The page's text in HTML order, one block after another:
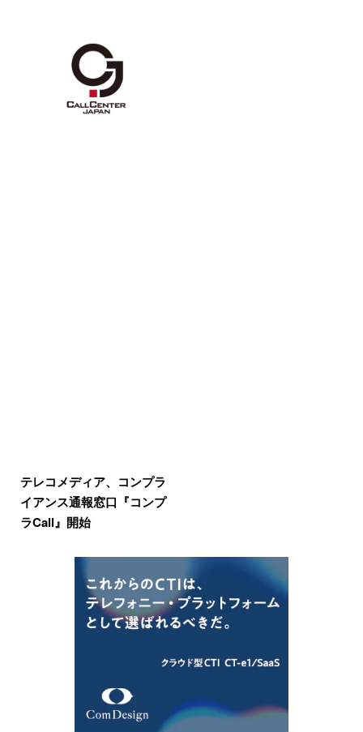
テレコメディア、コンプラ
イアンス通報窓口『コンプ
ラCall』開始